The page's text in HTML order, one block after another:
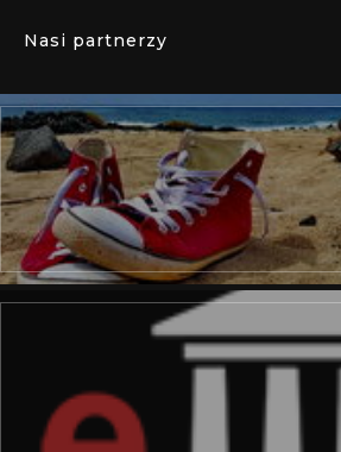
Nasi partnerzy